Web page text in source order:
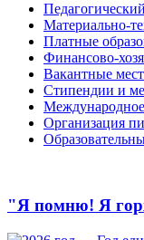
Материально-
Платные
Финансово-
Вакантные
Стипендии и
Международное
Организация
"Я помню! Я